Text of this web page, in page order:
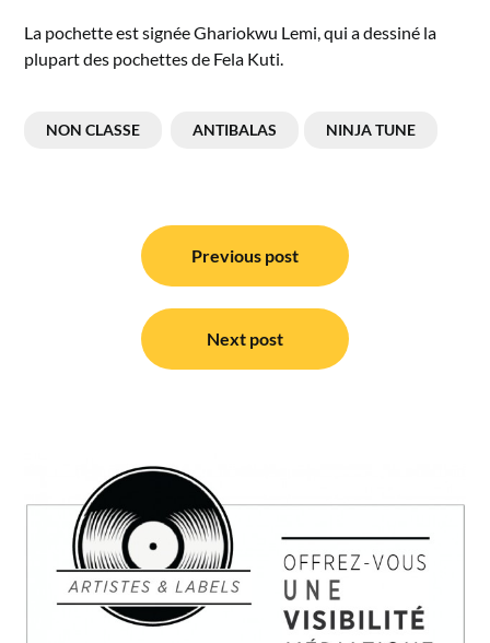
La pochette est signée Ghariokwu Lemi, qui a dessiné la
plupart des pochettes de Fela Kuti.
NON CLASSE ANTIBALAS NINJA TUNE
Navigation
Previous post
Next post